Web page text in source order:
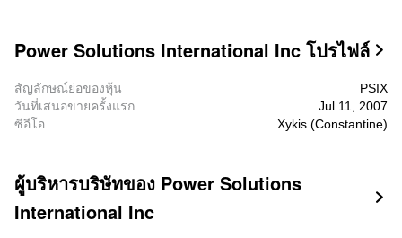
Power Solutions International Inc โปรไฟล์ 
สัญลักษณ์ย่อของหุ้น
PSIX
วันที่เสนอขายครั้งแรก
Jul 11, 2007
ซีอีโอ
Xykis (Constantine)
ผู้บริหารบริษัทของ Power Solutions
International Inc
